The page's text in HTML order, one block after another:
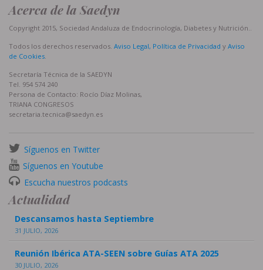
Acerca de la Saedyn
Copyright 2015, Sociedad Andaluza de Endocrinología, Diabetes y Nutrición..
Todos los derechos reservados. Aviso Legal, Política de Privacidad y Aviso
de Cookies.
Secretaría Técnica de la SAEDYN
Tel. 954 574 240
Persona de Contacto: Rocío Díaz Molinas,
TRIANA CONGRESOS
secretaria.tecnica@saedyn.es
Síguenos en Twitter
Síguenos en Youtube
Escucha nuestros podcasts
Actualidad
Descansamos hasta Septiembre
31 JULIO, 2026
Reunión Ibérica ATA-SEEN sobre Guías ATA 2025
30 JULIO, 2026